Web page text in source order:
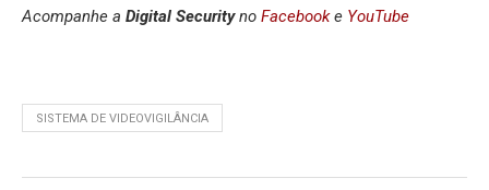
Acompanhe a Digital Securityno Facebooke YouTube
SISTEMA DE VIDEOVIGILÂNCIA